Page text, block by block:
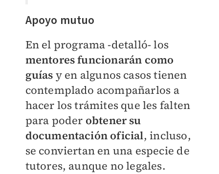
Apoyo mutuo
En el programa -detalló- los
mentores funcionarán como
guías y en algunos casos tienen
contemplado acompañarlos a
hacer los trámites que les falten
para poder obtener su
documentación oficial, incluso,
se conviertan en una especie de
tutores, aunque no legales.